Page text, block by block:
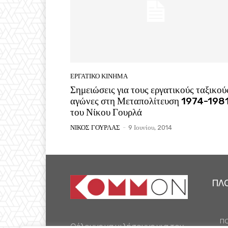
ΕΡΓΑΤΙΚΟ ΚΙΝΗΜΑ
Σημειώσεις για τους εργατικούς
αγώνες στη Μεταπολίτευση 1974-
του Νίκου Γουρλά
ΝΙΚΟΣ ΓΟΥΡΛΑΣ - 9 Ιουνίου, 2014